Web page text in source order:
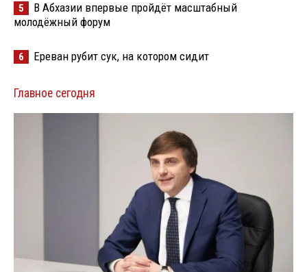
5
В Абхазии впервые пройдёт масштабный
молодёжный форум
6 Ереван рубит сук, на котором сидит
Главное сегодня